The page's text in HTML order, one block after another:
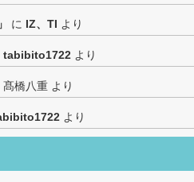
に IZ、TI より
tabibito1722 より
髙橋八重 より
より